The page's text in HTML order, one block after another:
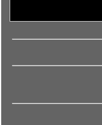
информационный